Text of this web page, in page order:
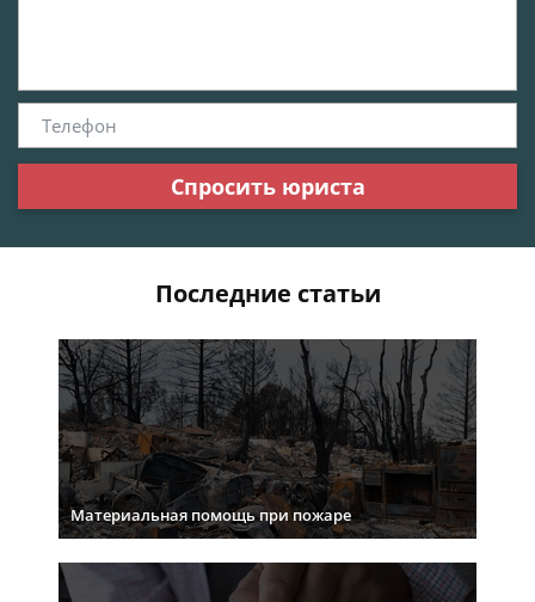
Спросить юриста
Последние статьи
Материальная помощь при пожаре